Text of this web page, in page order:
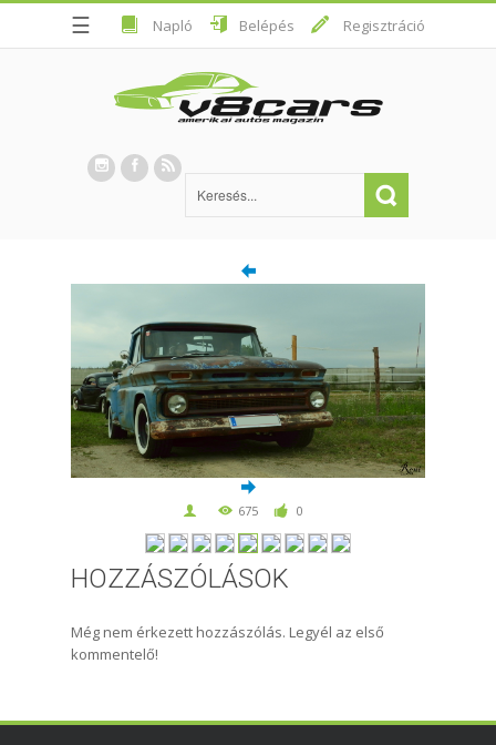
☰ Napló Belépés Regisztráció
675 0
HOZZÁSZÓLÁSOK
Még nem érkezett hozzászólás. Legyél az első
kommentelő!